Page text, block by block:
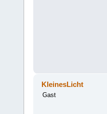
KleinesLicht
Gast